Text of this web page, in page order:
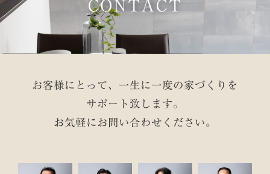
CONTACT
お客様にとって、一生に一度の家づくりを
サポート致します。
お気軽にお問い合わせください。